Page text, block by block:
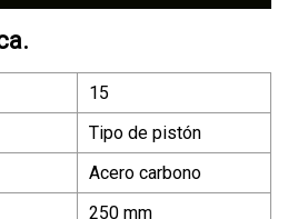
15
Tipo de pistón
Acero carbono
250 mm